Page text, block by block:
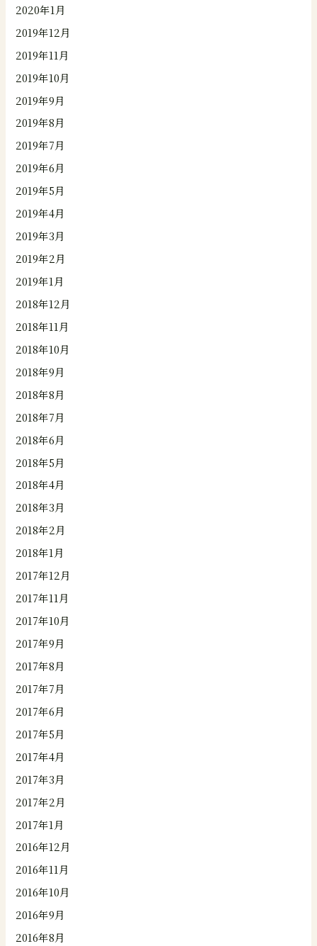
2020年1月
2019年12月
2019年11月
2019年10月
2019年9月
2019年8月
2019年7月
2019年6月
2019年5月
2019年4月
2019年3月
2019年2月
2019年1月
2018年12月
2018年11月
2018年10月
2018年9月
2018年8月
2018年7月
2018年6月
2018年5月
2018年4月
2018年3月
2018年2月
2018年1月
2017年12月
2017年11月
2017年10月
2017年9月
2017年8月
2017年7月
2017年6月
2017年5月
2017年4月
2017年3月
2017年2月
2017年1月
2016年12月
2016年11月
2016年10月
2016年9月
2016年8月